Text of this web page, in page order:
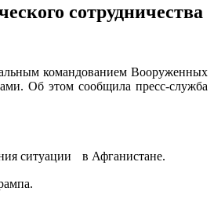
сотрудничества
командованием Вооруженных
Об этом сообщила пресс-служба
ситуации в Афганистане.